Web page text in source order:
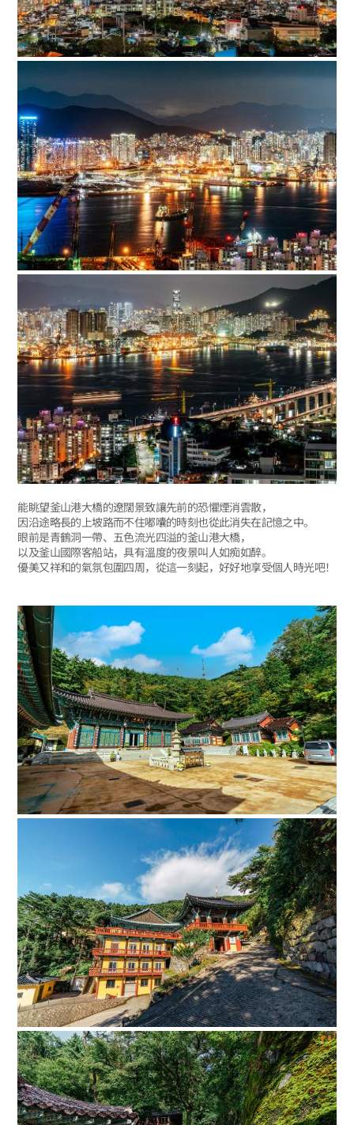
能眺望釜山港大橋的遼闊景致讓先前的恐懼煙消雲散，
因沿途略長的上坡路而不住嘟囔的時刻也從此消失在記憶之中。
眼前是青鶴洞一帶、五色流光四溢的釜山港大橋，
以及釜山國際客船站，具有溫度的夜景叫人如痴如醉。
優美又祥和的氣氛包圍四周，從這一刻起，好好地享受個人時光吧！